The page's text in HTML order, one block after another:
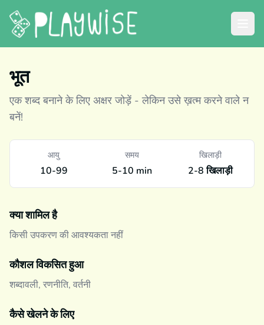
भूत
एक शब्द बनाने के लिए अक्षर जोड़ें - लेकिन उसे ख़त्म करने वाले न
बनें!
आयु
10-99
समय
5-10 min
खिलाड़ी
2-8 खिलाड़ी
क्या शामिल है
किसी उपकरण की आवश्यकता नहीं
कौशल विकसित हुआ
शब्दावली, रणनीति, वर्तनी
कैसे खेलने के लिए